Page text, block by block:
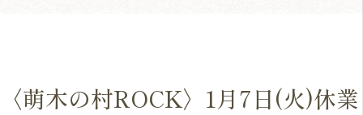
〈萌木の村ROCK〉1月7日(火)休業